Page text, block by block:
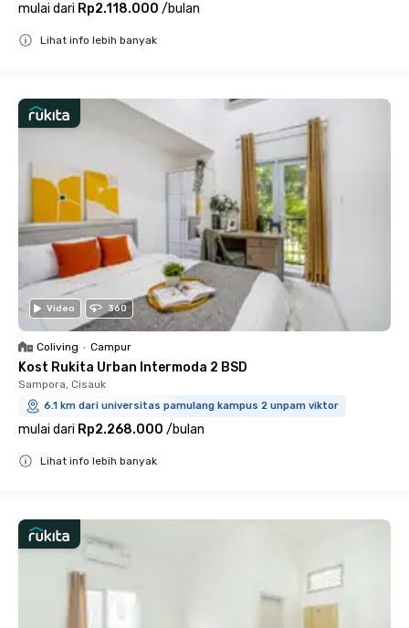
mulai dari Rp2.118.000 /bulan
Lihat info lebih banyak
Video 360
Coliving • Campur
Kost Rukita Urban Intermoda 2 BSD
Sampora, Cisauk
6.1 km dari universitas pamulang kampus 2 unpam viktor
mulai dari Rp2.268.000 /bulan
Lihat info lebih banyak